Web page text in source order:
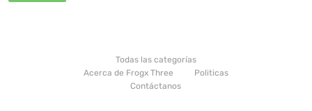
Todas las categorías
Acerca de Frogx Three
Politicas
Contáctanos